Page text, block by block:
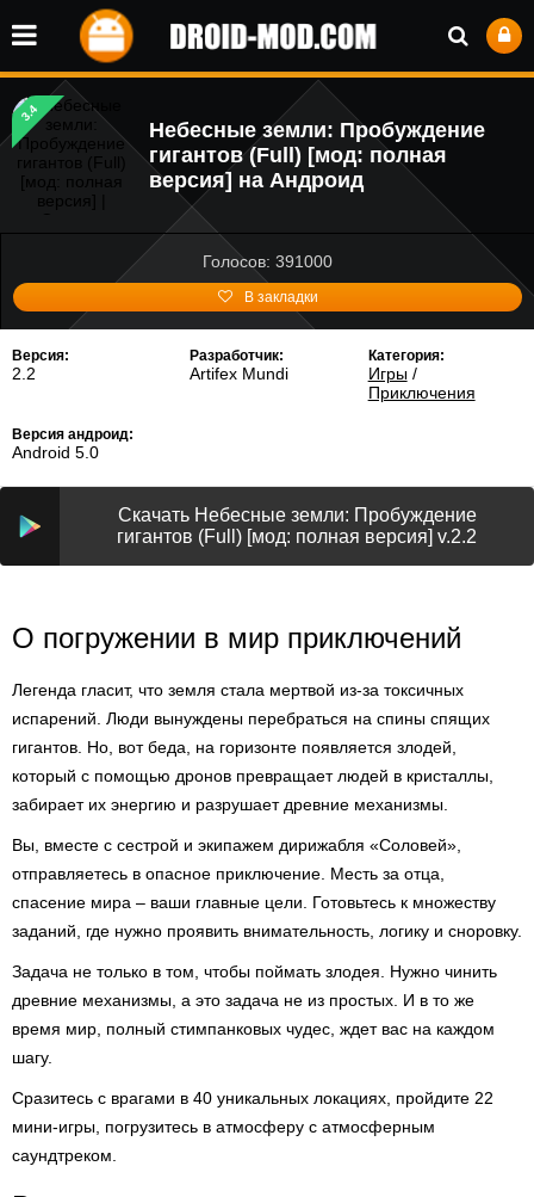
3.4
Небесные земли: Пробуждение
гигантов (Full) [мод: полная
версия] на Андроид
Голосов: 391000
В закладки
Версия:
2.2
Разработчик:
Artifex Mundi
Категория:
Игры/
Приключения
Версия андроид:
Android 5.0
Скачать Небесные земли: Пробуждение
гигантов (Full) [мод: полная версия] v.2.2
О погружении в мир приключений
Легенда гласит, что земля стала мертвой из-за токсичных
испарений. Люди вынуждены перебраться на спины спящих
гигантов. Но, вот беда, на горизонте появляется злодей,
который с помощью дронов превращает людей в кристаллы,
забирает их энергию и разрушает древние механизмы.
Вы, вместе с сестрой и экипажем дирижабля «Соловей»,
отправляетесь в опасное приключение. Месть за отца,
спасение мира – ваши главные цели. Готовьтесь к множеству
заданий, где нужно проявить внимательность, логику и сноровку.
Задача не только в том, чтобы поймать злодея. Нужно чинить
древние механизмы, а это задача не из простых. И в то же
время мир, полный стимпанковых чудес, ждет вас на каждом
шагу.
Сразитесь с врагами в 40 уникальных локациях, пройдите 22
мини-игры, погрузитесь в атмосферу с атмосферным
саундтреком.